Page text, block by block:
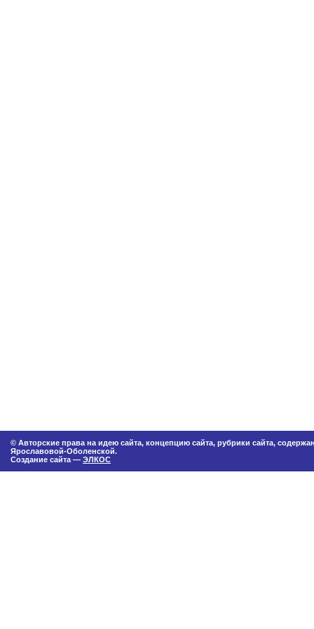
© Авторские права на идею сайта, концепцию сайта, рубрики сайта,
Ярославовой-Оболенской.
Создание сайта — ЭЛКОС